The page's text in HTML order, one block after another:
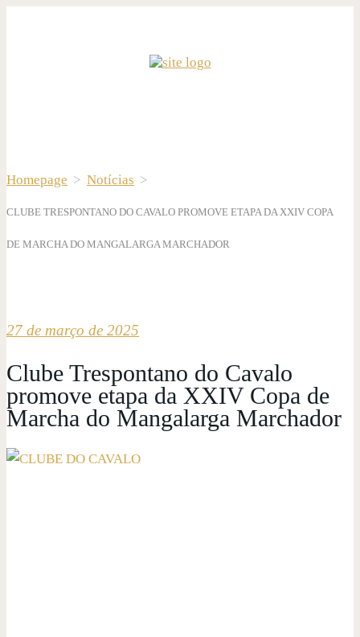
Homepage > Notícias >
CLUBE TRESPONTANO DO CAVALO PROMOVE ETAPA DA XXIV COPA
DE MARCHA DO MANGALARGA MARCHADOR
27 de março de 2025
Clube Trespontano do Cavalo
promove etapa da XXIV Copa de
Marcha do Mangalarga Marchador